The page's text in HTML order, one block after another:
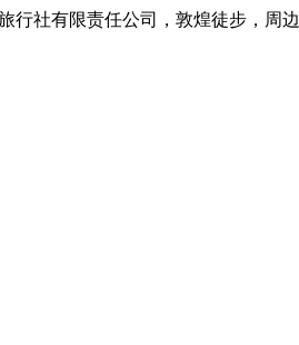
社有限责任公司，敦煌徒步，周边